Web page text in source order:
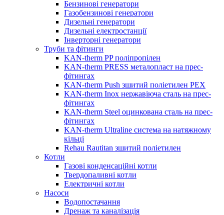
Бензинові генератори
Газобензинові генератори
Дизельні генератори
Дизельні електростанції
Інверторні генератори
Труби та фітинги
KAN-therm PP поліпропілен
KAN-therm PRESS металопласт на прес-
фітингах
KAN-therm Push зшитий поліетилен PEX
KAN-therm Inox нержавіюча сталь на прес-
фітингах
KAN-therm Steel оцинкована сталь на прес-
фітингах
KAN-therm Ultraline система на натяжному
кільці
Rehau Rautitan зшитий поліетилен
Котли
Газові конденсаційні котли
Твердопаливні котли
Електричні котли
Насоси
Водопостачання
Дренаж та каналізація